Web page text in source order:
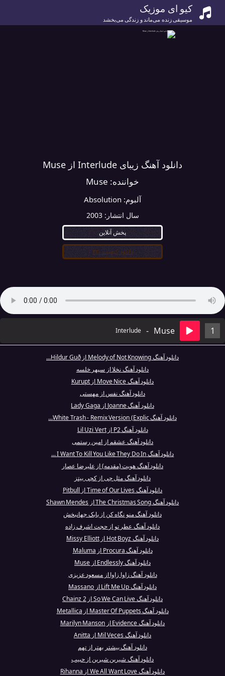
کیو ای موزیک
موسیقی زنده می‌ماند و زندگی می‌بخشد
دانلود آهنگ زیبای Interlude از Muse
خواننده: Muse
آلبوم: Absolution
سال انتشار:2003
پخش آنلاین
دانلود کیفیت ۳۲۰
1
Muse
-
Interlude
دانلود آهنگ Melody of Not Knowing از Hildur Guð...
دانلود آهنگ نخلا از سپهر خلسه
دانلود آهنگ Move Nice از Kurupt
دانلود آهنگ نفس از مهستی
دانلود آهنگ Joanne از Lady Gaga
دانلود آهنگ White Trash - Remix Version (Explic...
دانلود آهنگ P2 از Lil Uzi Vert
دانلود آهنگ عشقم از امین رستمی
دانلود آهنگ I Want To Kill You Like They Do In ...
دانلود آهنگ هویت (مقدمه) از علیرضا عصار
دانلود آهنگ مثل چی از کچی بیتز
دانلود آهنگ Time of Our Lives از Pitbull
دانلود آهنگ The Christmas Song از Shawn Mendes
دانلود آهنگ منو نگاه کن از بابک جهانبخش
دانلود آهنگ عطر تو از حجت اشرف زاده
دانلود آهنگ Hot Boyz از Missy Elliott
دانلود آهنگ Procura از Maluma
دانلود آهنگ Endlessly از Muse
دانلود آهنگ زاوا زاوا از مسعود عزیزی
دانلود آهنگ Lift Me Up از Massano
دانلود آهنگ So We Can Live از 2 Chainz
دانلود آهنگ Master Of Puppets از Metallica
دانلود آهنگ Evidence از Marilyn Manson
دانلود آهنگ Mil Veces از Anitta
دانلود آهنگ بیشتر بهتر از تهم
دانلود آهنگ شیرین شیرین از حبیب
دانلود آهنگ We All Want Love از Rihanna